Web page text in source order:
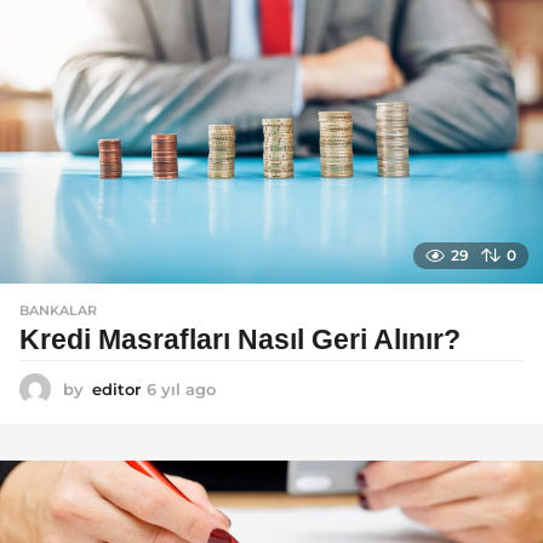
29 0
BANKALAR
Kredi Masrafları Nasıl Geri Alınır?
by editor 6 yıl ago
l
g
o